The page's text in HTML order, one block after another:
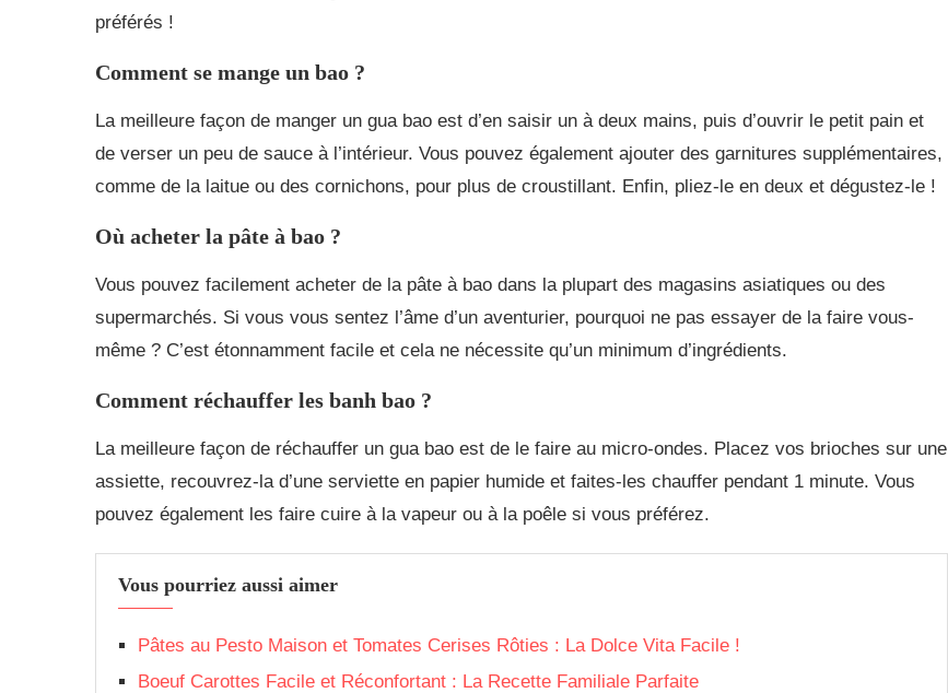
préférés !
Comment se mange un bao ?
La meilleure façon de manger un gua bao est d’en saisir un à deux mains, puis d’ouvrir le petit pain et
de verser un peu de sauce à l’intérieur. Vous pouvez également ajouter des garnitures supplémentaires,
comme de la laitue ou des cornichons, pour plus de croustillant. Enfin, pliez-le en deux et dégustez-le !
Où acheter la pâte à bao ?
Vous pouvez facilement acheter de la pâte à bao dans la plupart des magasins asiatiques ou des
supermarchés. Si vous vous sentez l’âme d’un aventurier, pourquoi ne pas essayer de la faire vous-
même ? C’est étonnamment facile et cela ne nécessite qu’un minimum d’ingrédients.
Comment réchauffer les banh bao ?
La meilleure façon de réchauffer un gua bao est de le faire au micro-ondes. Placez vos brioches sur une
assiette, recouvrez-la d’une serviette en papier humide et faites-les chauffer pendant 1 minute. Vous
pouvez également les faire cuire à la vapeur ou à la poêle si vous préférez.
Vous pourriez aussi aimer
Pâtes au Pesto Maison et Tomates Cerises Rôties : La Dolce Vita Facile !
Boeuf Carottes Facile et Réconfortant : La Recette Familiale Parfaite